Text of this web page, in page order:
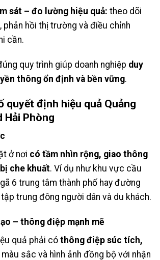
sát – đo lường hiệu quả: theo dõi
phản hồi thị trường và điều chỉnh
cần.
quy trình giúp doanh nghiệp duy
thông ổn định và bền vững.
quyết định hiệu quả Quảng
Hải Phòng
ở nơi có tầm nhìn rộng, giao thông
che khuất. Ví dụ như khu vực cầu
6 trung tâm thành phố hay đường
trung đông người dân và du khách.
– thông điệp mạnh mẽ
quả phải cóthông điệp súc tích,
sắc và hình ảnh đồng bộ với nhận